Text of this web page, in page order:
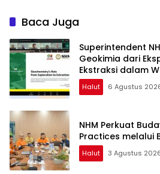
Baca Juga
Superintendent
Geokimia dari
Ekstraksi dalam
Halut 6 Agustus
NHM Perkuat
Practices melalui
Halut 3 Agustus